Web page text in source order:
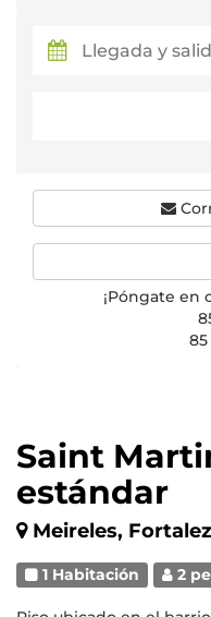
Saint
estándar
Meireles,
1 Habitación 2
¡Póngate en
85